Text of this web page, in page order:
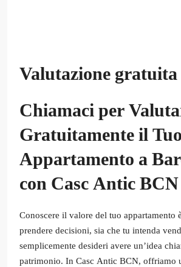
Valutazione gratuita
Chiamaci per
Gratuitamente il Tuo
Appartamento a
con Casc Antic
Conoscere il valore del tuo appartamento
prendere decisioni, sia che tu intenda
semplicemente desideri avere un’idea
patrimonio. In Casc Antic BCN, offriamo